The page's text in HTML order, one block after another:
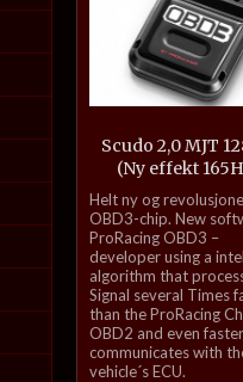
Scudo 2,0 MJT
(Ny effekt
inkl.
mva.
Helt ny og
OBD3-chip. New
ProRacing OBD3 –
developer using a
algorithm that
Signal several Times
than the ProRacing
OBD2 and even faster
communicates with
vehicle´s ECU.